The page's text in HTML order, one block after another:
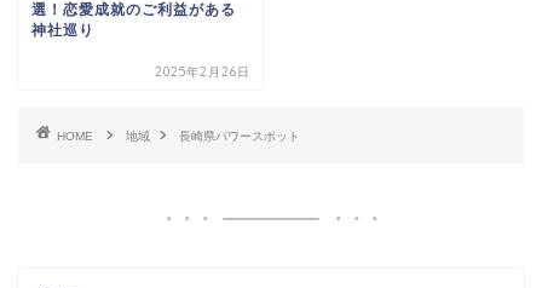
選！恋愛成就のご利益がある
神社巡り
2025年2月26日
HOME 地域 長崎県パワースポット